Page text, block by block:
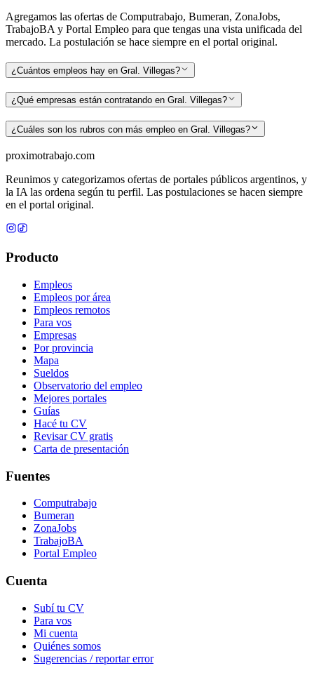
Agregamos las ofertas de Computrabajo, Bumeran, ZonaJobs,
TrabajoBA y Portal Empleo para que tengas una vista unificada del
mercado. La postulación se hace siempre en el portal original.
¿Cuántos empleos hay en Gral. Villegas?
¿Qué empresas están contratando en Gral. Villegas?
¿Cuáles son los rubros con más empleo en Gral. Villegas?
proximotrabajo.com
Reunimos y categorizamos ofertas de portales públicos argentinos, y
la IA las ordena según tu perfil. Las postulaciones se hacen siempre
en el portal original.
Producto
Empleos
Empleos por área
Empleos remotos
Para vos
Empresas
Por provincia
Mapa
Sueldos
Observatorio del empleo
Mejores portales
Guías
Hacé tu CV
Revisar CV gratis
Carta de presentación
Fuentes
Computrabajo
Bumeran
ZonaJobs
TrabajoBA
Portal Empleo
Cuenta
Subí tu CV
Para vos
Mi cuenta
Quiénes somos
Sugerencias / reportar error